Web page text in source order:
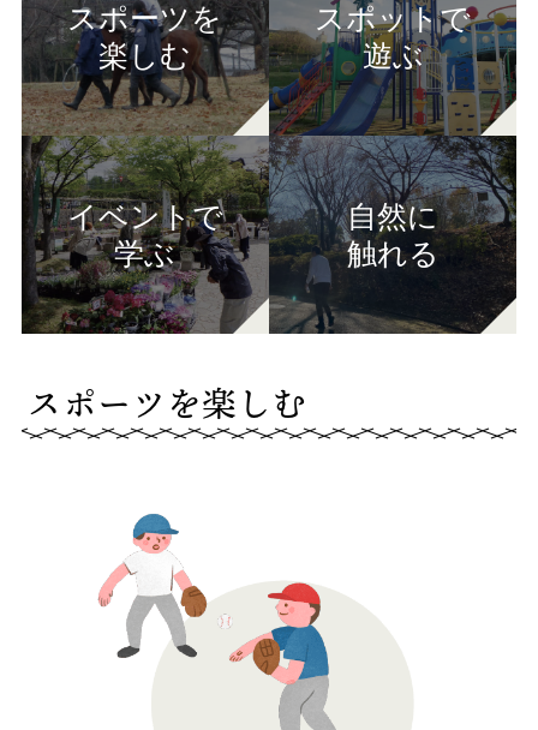
スポーツを
楽しむ
スポットで
遊ぶ
イベントで
学ぶ
自然に
触れる
スポーツを楽しむ